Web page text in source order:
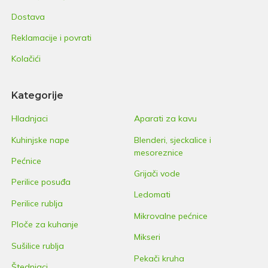
Dostava
Reklamacije i povrati
Kolačići
Kategorije
Hladnjaci
Kuhinjske nape
Pećnice
Perilice posuđa
Perilice rublja
Ploče za kuhanje
Sušilice rublja
Aparati za kavu
Blenderi, sjeckalice i
mesoreznice
Grijači vode
Ledomati
Mikrovalne pećnice
Mikseri
Pekači kruha